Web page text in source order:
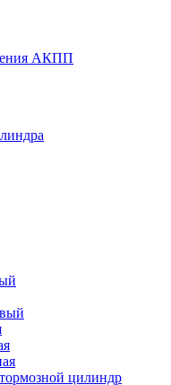
АКПП
цилиндр